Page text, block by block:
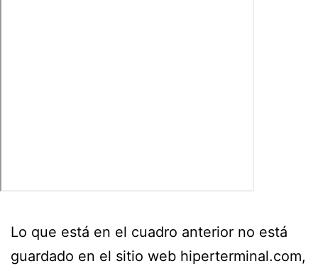
Lo que está en el cuadro anterior no está
guardado en el sitio web hiperterminal.com,